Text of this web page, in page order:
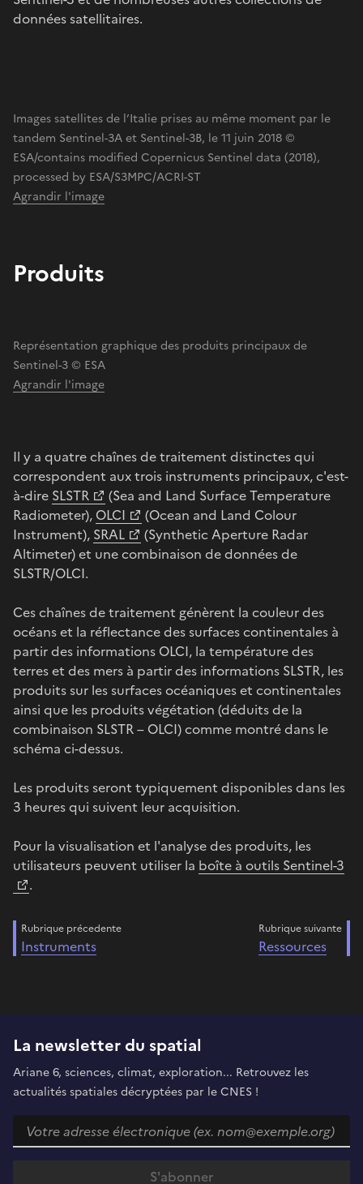
données satellitaires.
Images satellites de l’Italie prises au même moment par le
tandem Sentinel-3A et Sentinel-3B, le 11 juin 2018 ©
ESA/contains modified Copernicus Sentinel data (2018),
processed by ESA/S3MPC/ACRI-ST
Agrandir l'image
Produits
Représentation graphique des produits principaux de
Sentinel-3 © ESA
Agrandir l'image
Il y a quatre chaînes de traitement distinctes qui
correspondent aux trois instruments principaux, c'est-
à-dire SLSTR
(Sea and Land Surface Temperature
Radiometer), OLCI
(Ocean and Land Colour
Instrument), SRAL
(Synthetic Aperture Radar
Altimeter) et une combinaison de données de
SLSTR/OLCI.
Ces chaînes de traitement génèrent la couleur des
océans et la réflectance des surfaces continentales à
partir des informations OLCI, la température des
terres et des mers à partir des informations SLSTR, les
produits sur les surfaces océaniques et continentales
ainsi que les produits végétation (déduits de la
combinaison SLSTR – OLCI) comme montré dans le
schéma ci-dessus.
Les produits seront typiquement disponibles dans les
3 heures qui suivent leur acquisition.
Pour la visualisation et l'analyse des produits, les
utilisateurs peuvent utiliser la boîte à outils Sentinel-3
.
Rubrique précedente
Instruments
Rubrique suivante
Ressources
La newsletter du spatial
Ariane 6, sciences, climat, exploration... Retrouvez les
actualités spatiales décryptées par le CNES !